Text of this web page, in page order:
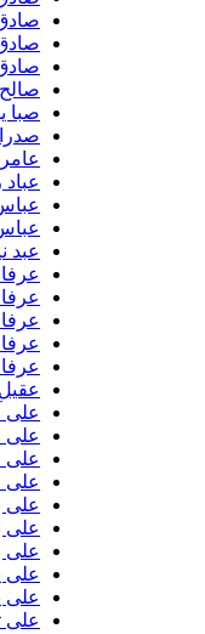
صادق رضایی
صادق
صادق کشاورز
صالح رضایی
صبا یوسفی
عباد رضایی
عباس سهیلی
عباس قمری
عبد نیک
عرفان اسدی
عرفان بهشتی
عرفان
عرفان
عرفان
عقیل سلحشور
علی آتبین
علی ارشدی
علی اصحابی
علی اعتماد
علی بهرامی
علی بهرامی
علی بیات
علی پرویزی
علی پی جی
علی توحید